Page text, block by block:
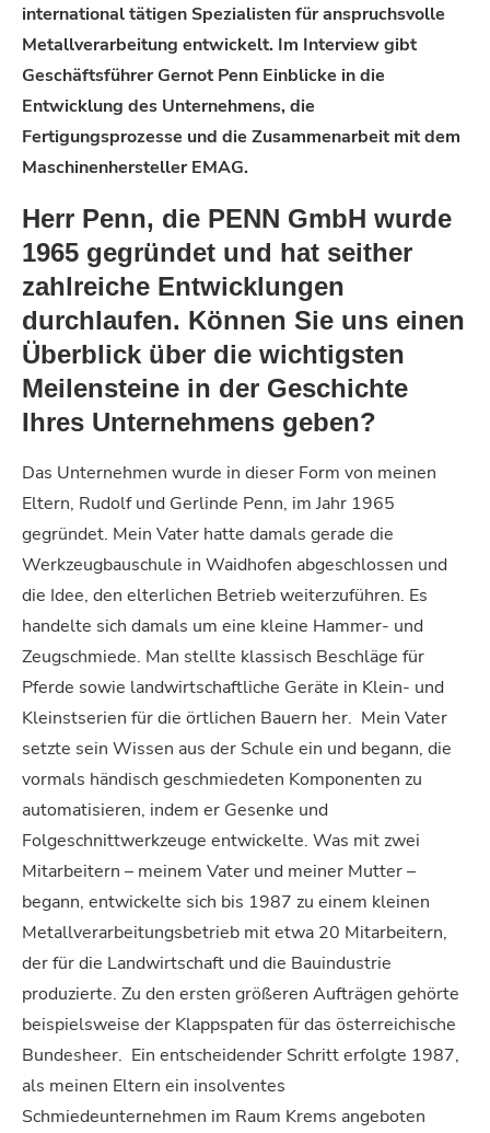
international tätigen Spezialisten für anspruchsvolle
Metallverarbeitung entwickelt. Im Interview gibt
Geschäftsführer Gernot Penn Einblicke in die
Entwicklung des Unternehmens, die
Fertigungsprozesse und die Zusammenarbeit mit dem
Maschinenhersteller EMAG.
Herr Penn, die PENN GmbH wurde
1965 gegründet und hat seither
zahlreiche Entwicklungen
durchlaufen. Können Sie uns einen
Überblick über die wichtigsten
Meilensteine in der Geschichte
Ihres Unternehmens geben?
Das Unternehmen wurde in dieser Form von meinen
Eltern, Rudolf und Gerlinde Penn, im Jahr 1965
gegründet. Mein Vater hatte damals gerade die
Werkzeugbauschule in Waidhofen abgeschlossen und
die Idee, den elterlichen Betrieb weiterzuführen. Es
handelte sich damals um eine kleine Hammer- und
Zeugschmiede. Man stellte klassisch Beschläge für
Pferde sowie landwirtschaftliche Geräte in Klein- und
Kleinstserien für die örtlichen Bauern her. Mein Vater
setzte sein Wissen aus der Schule ein und begann, die
vormals händisch geschmiedeten Komponenten zu
automatisieren, indem er Gesenke und
Folgeschnittwerkzeuge entwickelte. Was mit zwei
Mitarbeitern – meinem Vater und meiner Mutter –
begann, entwickelte sich bis 1987 zu einem kleinen
Metallverarbeitungsbetrieb mit etwa 20 Mitarbeitern,
der für die Landwirtschaft und die Bauindustrie
produzierte. Zu den ersten größeren Aufträgen gehörte
beispielsweise der Klappspaten für das österreichische
Bundesheer. Ein entscheidender Schritt erfolgte 1987,
als meinen Eltern ein insolventes
Schmiedeunternehmen im Raum Krems angeboten